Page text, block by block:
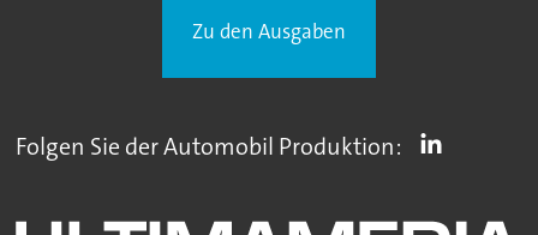
Zu den Ausgaben
Folgen Sie der Automobil Produktion: